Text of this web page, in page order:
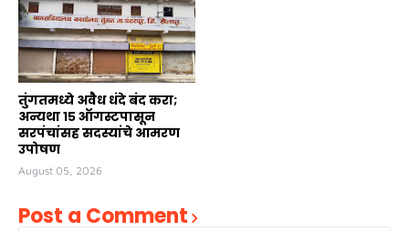
तुंगतमध्ये अवैध धंदे बंद करा;
अन्यथा १५ ऑगस्टपासून
सरपंचांसह सदस्यांचे आमरण
उपोषण
August 05, 2026
Post a Comment